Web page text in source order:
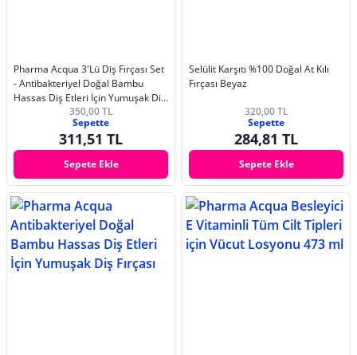
Pharma Acqua 3'Lü Diş Fırçası Set
- Antibakteriyel Doğal Bambu
Hassas Diş Etleri İçin Yumuşak Diş
350,00 TL
Sepette
311,51 TL
Sepete Ekle
Selülit Karşıtı %100 Doğal At Kılı
Fırçası Beyaz
320,00 TL
Sepette
284,81 TL
Sepete Ekle